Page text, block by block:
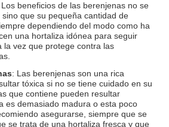
Los beneficios de las berenjenas no se
que su pequeña cantidad de
dependiendo del modo como ha
una hortaliza idónea para seguir
la vez que protege contra las
: Las berenjenas son una rica
tóxica si no se tiene cuidado en su
que contiene pueden resultar
es demasiado madura o esta poco
asegurarse, siempre que se
se trata de una hortaliza fresca y que